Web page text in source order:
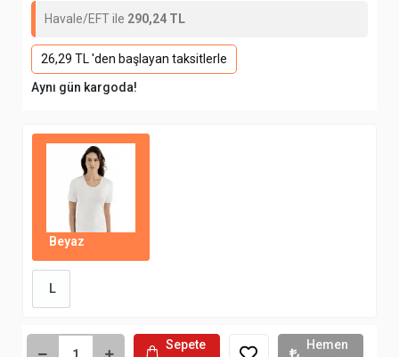
Havale/EFT ile 290,24 TL
26,29 TL 'den başlayan taksitlerle
Aynı gün kargoda!
Beyaz
L
Sepete
Hemen